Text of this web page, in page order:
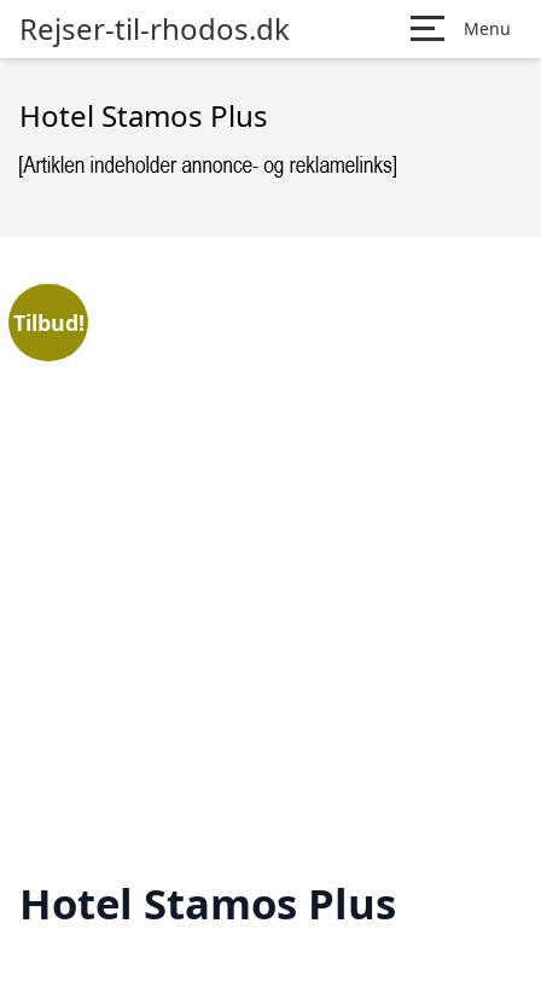
Rejser-til-rhodos.dk Menu
Hotel Stamos Plus
Tilbud!
Hotel Stamos Plus